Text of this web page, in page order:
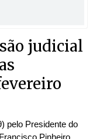
judicial
pelo Presidente do
Pinheiro